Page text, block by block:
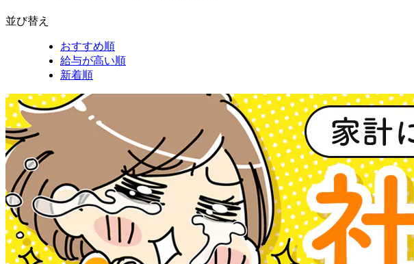
並び替え
おすすめ順
給与が高い順
新着順